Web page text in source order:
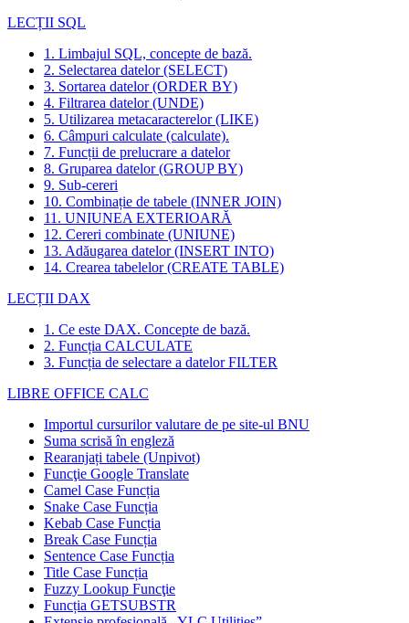
LECȚII SQL
1. Limbajul SQL, concepte de bază.
2. Selectarea datelor (SELECT)
3. Sortarea datelor (ORDER BY)
4. Filtrarea datelor (UNDE)
5. Utilizarea metacaracterelor (LIKE)
6. Câmpuri calculate (calculate).
7. Funcții de prelucrare a datelor
8. Gruparea datelor (GROUP BY)
9. Sub-cereri
10. Combinație de tabele (INNER JOIN)
11. UNIUNEA EXTERIOARĂ
12. Cereri combinate (UNIUNE)
13. Adăugarea datelor (INSERT INTO)
14. Crearea tabelelor (CREATE TABLE)
LECȚII DAX
1. Ce este DAX. Concepte de bază.
2. Funcția CALCULATE
3. Funcția de selectare a datelor FILTER
LIBRE OFFICE CALC
Importul cursurilor valutare de pe site-ul BNU
Suma scrisă în engleză
Rearanjați tabele (Unpivot)
Funcţie Google Translate
Camel Case Funcția
Snake Case Funcția
Kebab Case Funcția
Break Case Funcția
Sentence Case Funcția
Title Case Funcția
Fuzzy Lookup Funcţie
Funcția GETSUBSTR